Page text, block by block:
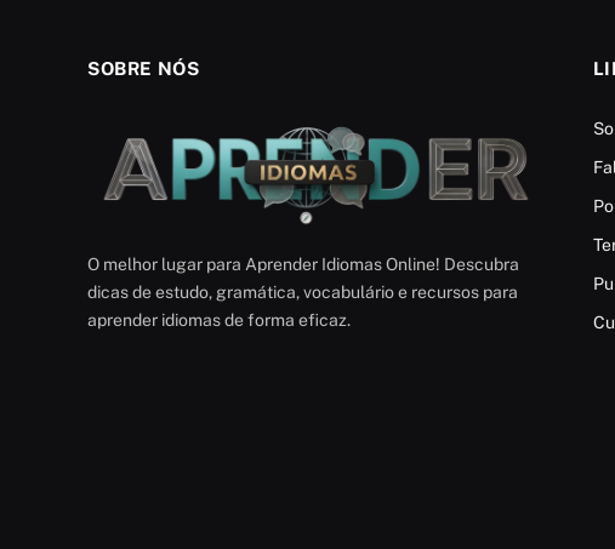
SOBRE NÓS
O melhor lugar para Aprender Idiomas Online! Descubra
dicas de estudo, gramática, vocabulário e recursos para
aprender idiomas de forma eficaz.